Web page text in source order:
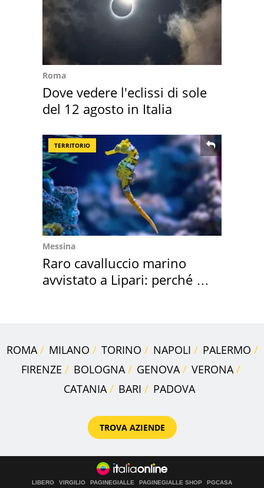
Roma
Dove vedere l'eclissi di sole
del 12 agosto in Italia
TERRITORIO
Messina
Raro cavalluccio marino
avvistato a Lipari: perché è
ROMA MILANO TORINO NAPOLI
PALERMO
FIRENZE
BOLOGNA GENOVA
VERONA
CATANIA
BARI PADOVA
TROVA AZIENDE
LIBERO VIRGILIO PAGINEGIALLE PAGINEGIALLE SHOP
PGCASA